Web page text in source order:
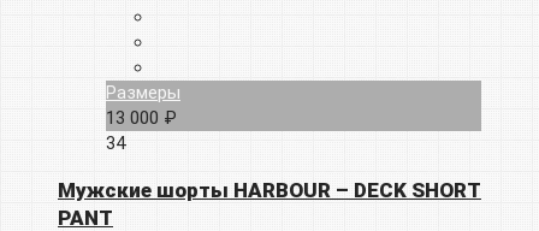
Размеры
13 000 ₽
34
Мужские шорты HARBOUR – DECK SHORT
PANT